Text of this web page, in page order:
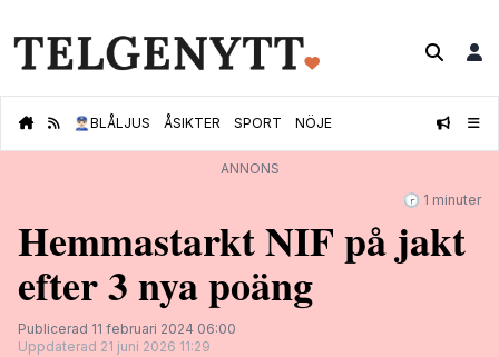
👮🏻‍♂️BLÅLJUS ÅSIKTER SPORT NÖJE
ANNONS
🕝 1 minuter
Hemmastarkt NIF på jakt
efter 3 nya poäng
Publicerad 11 februari 2024 06:00
Uppdaterad 21 juni 2026 11:29